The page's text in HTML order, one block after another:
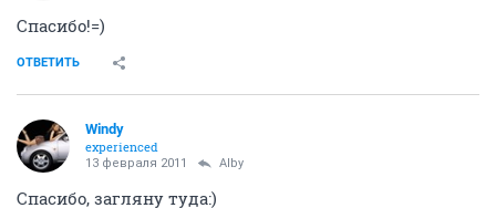
Спасибо!=)
ОТВЕТИТЬ
Windy
experienced
13 февраля 2011 Alby
Спасибо, загляну туда:)